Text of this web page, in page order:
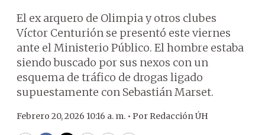
El ex arquero de Olimpia y otros clubes
Víctor Centurión se presentó este viernes
ante el Ministerio Público. El hombre estaba
siendo buscado por sus nexos con un
esquema de tráfico de drogas ligado
supuestamente con Sebastián Marset.
Febrero 20, 2026 10:16 a. m. • Por Redacción ÚH